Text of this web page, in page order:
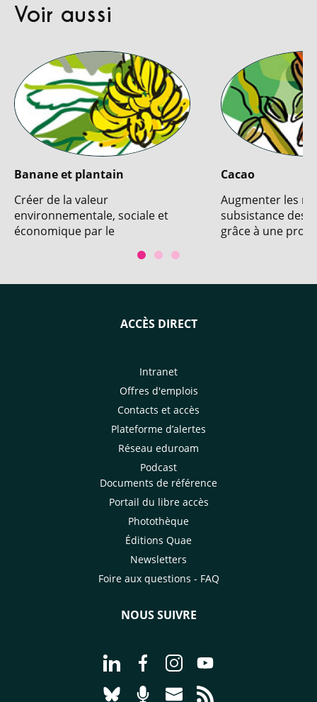
Voir aussi
Banane et plantain
Créer de la valeur
environnementale, sociale et
économique par le
production de bananes dessert
Cacao
Augmenter les
subsistance des
grâce à une
ACCÈS DIRECT
Intranet
Offres d'emplois
Contacts et accès
Plateforme d’alertes
Réseau eduroam
Podcast
Documents de référence
Portail du libre accès
Photothèque
Éditions Quae
Newsletters
Foire aux questions - FAQ
NOUS SUIVRE
Aller à la page Nous suivre sur
Aller à la page Nous suivre sur
Aller à la page Nous
Aller à la page
Aller à la page Nous suivre sur
Aller à la page Nourrir le
Aller à la page Nous